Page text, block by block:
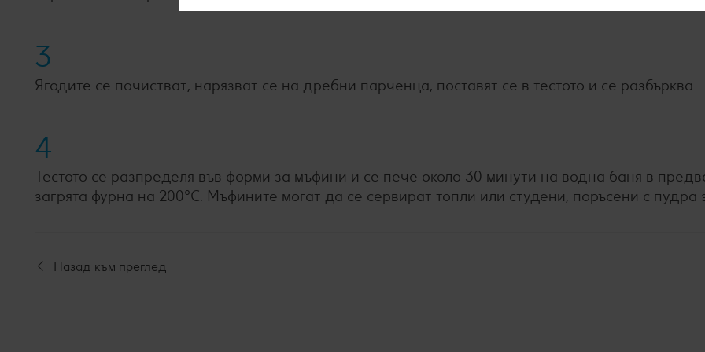
3
Ягодите се почистват, нарязват се на дребни парченца, поставят се в тестото и се разбърква.
4
Тестото се разпределя във форми за мъфини и се пече около 30 минути на водна баня в
загрята фурна на 200°С. Мъфините могат да се сервират топли или студени, поръсени с пудра
Назад към преглед